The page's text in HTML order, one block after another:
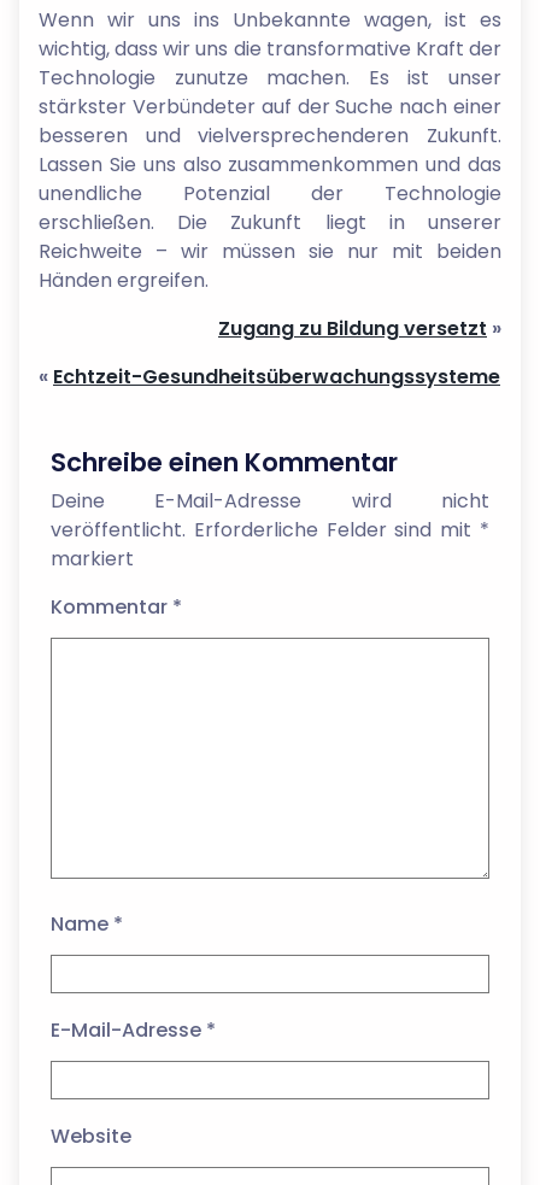
Wenn wir uns ins Unbekannte wagen, ist es
wichtig, dass wir uns die transformative Kraft der
Technologie zunutze machen. Es ist unser
stärkster Verbündeter auf der Suche nach einer
besseren und vielversprechenderen Zukunft.
Lassen Sie uns also zusammenkommen und das
unendliche Potenzial der Technologie
erschließen. Die Zukunft liegt in unserer
Reichweite – wir müssen sie nur mit beiden
Händen ergreifen.
Zugang zu Bildung versetzt »
« Echtzeit-Gesundheitsüberwachungssysteme
Schreibe einen Kommentar
Deine E-Mail-Adresse wird nicht
veröffentlicht. Erforderliche Felder sind mit *
markiert
Kommentar *
Name *
E-Mail-Adresse *
Website